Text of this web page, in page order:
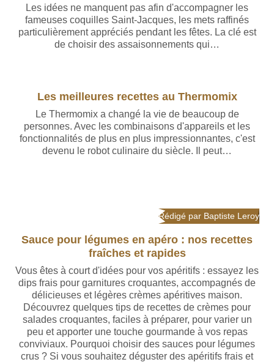
Les idées ne manquent pas afin d'accompagner les
fameuses coquilles Saint-Jacques, les mets raffinés
particulièrement appréciés pendant les fêtes. La clé est
de choisir des assaisonnements qui…
Les meilleures recettes au Thermomix
Le Thermomix a changé la vie de beaucoup de
personnes. Avec les combinaisons d'appareils et les
fonctionnalités de plus en plus impressionnantes, c'est
devenu le robot culinaire du siècle. Il peut…
Rédigé par Baptiste Leroy
Sauce pour légumes en apéro : nos recettes
fraîches et rapides
Vous êtes à court d'idées pour vos apéritifs : essayez les
dips frais pour garnitures croquantes, accompagnés de
délicieuses et légères crèmes apéritives maison.
Découvrez quelques tips de recettes de crèmes pour
salades croquantes, faciles à préparer, pour varier un
peu et apporter une touche gourmande à vos repas
conviviaux. Pourquoi choisir des sauces pour légumes
crus ? Si vous souhaitez déguster des apéritifs frais et